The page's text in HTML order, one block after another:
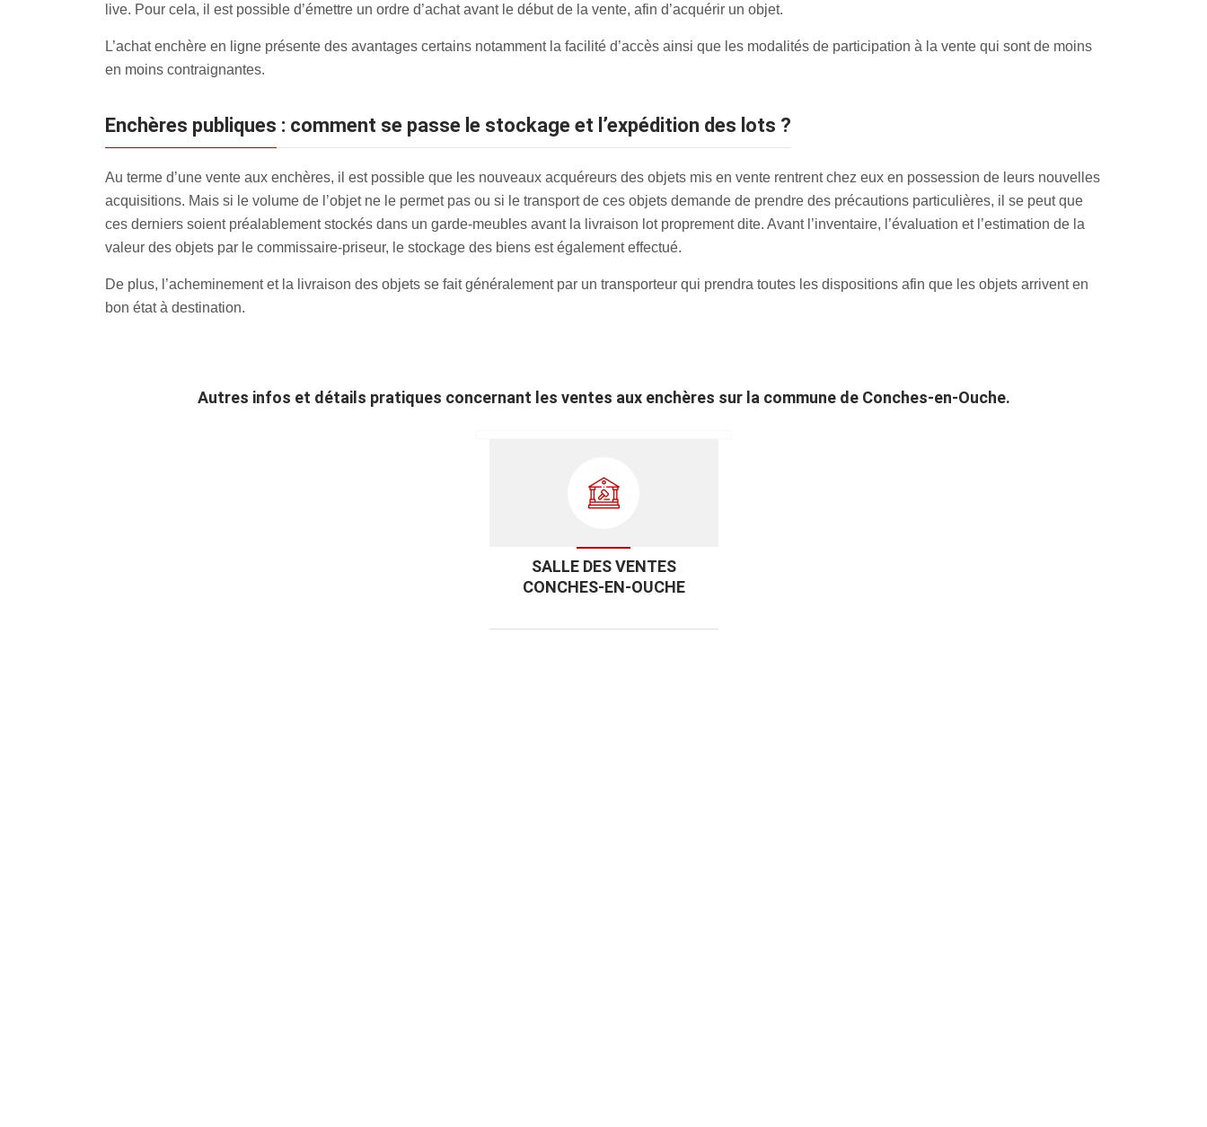
live. Pour cela, il est possible d’émettre un ordre d’achat avant le début de la vente, afin d’acquérir un objet.
L’achat enchère en ligne présente des avantages certains notamment la facilité d’accès ainsi que les modalités de participation à la vente qui sont de moins
en moins contraignantes.
Enchères publiques : comment se passe le stockage et l’expédition des lots ?
Au terme d’une vente aux enchères, il est possible que les nouveaux acquéreurs des objets mis en vente rentrent chez eux en possession de leurs nouvelles
acquisitions. Mais si le volume de l’objet ne le permet pas ou si le transport de ces objets demande de prendre des précautions particulières, il se peut que
ces derniers soient préalablement stockés dans un garde-meubles avant la livraison lot proprement dite. Avant l’inventaire, l’évaluation et l’estimation de la
valeur des objets par le commissaire-priseur, le stockage des biens est également effectué.
De plus, l’acheminement et la livraison des objets se fait généralement par un transporteur qui prendra toutes les dispositions afin que les objets arrivent en
bon état à destination.
Autres infos et détails pratiques concernant les ventes aux enchères sur la commune de Conches-en-Ouche.
SALLE DES VENTES
CONCHES-EN-OUCHE